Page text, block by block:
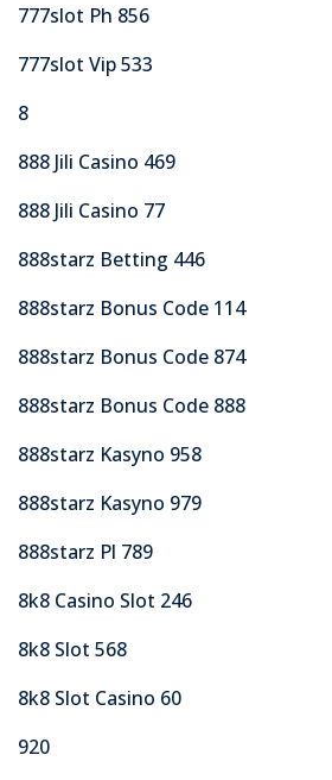
777slot Ph 856
777slot Vip 533
8
888 Jili Casino 469
888 Jili Casino 77
888starz Betting 446
888starz Bonus Code 114
888starz Bonus Code 874
888starz Bonus Code 888
888starz Kasyno 958
888starz Kasyno 979
888starz Pl 789
8k8 Casino Slot 246
8k8 Slot 568
8k8 Slot Casino 60
920